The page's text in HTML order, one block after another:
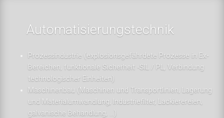
Automatisierungstechnik
Prozessindustrie (explosionsgefährdete Prozesse in Ex-
Bereichen, funktionale Sicherheit -SIL / PL, Verbindung
technologischer Einheiten)
Maschinenbau (Maschinen und Transportlinien, Lagerung
und Materialumwandlung, Industriefilter, Lackierereien,
galvanische Behandlung, ...)